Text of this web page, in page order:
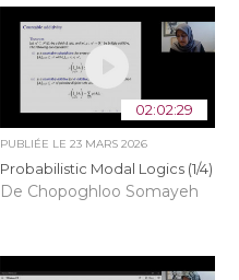
02:02:29
PUBLIÉE LE 23 MARS 2026
Probabilistic Modal Logics (1/4)
De Chopoghloo Somayeh